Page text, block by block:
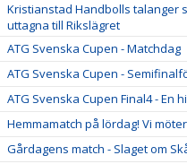
Kristianstad Handbolls talanger
uttagna till Rikslägret
ATG Svenska Cupen - Matchdag
ATG Svenska Cupen -
ATG Svenska Cupen Final4 - En
Hemmamatch på lördag! Vi
Gårdagens match - Slaget om